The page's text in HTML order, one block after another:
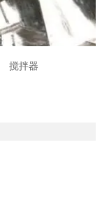
搅拌器